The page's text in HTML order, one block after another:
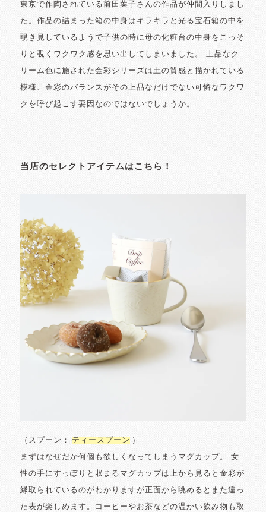
東京で作陶されている前田葉子さんの作品が仲間入りしまし
た。作品の詰まった箱の中身はキラキラと光る宝石箱の中を
覗き見しているようで子供の時に母の化粧台の中身をこっそ
りと覗くワクワク感を思い出してしまいました。 上品なク
リーム色に施された金彩シリーズは土の質感と描かれている
模様、金彩のバランスがその上品なだけでない可憐なワクワ
クを呼び起こす要因なのではないでしょうか。
当店のセレクトアイテムはこちら！
（スプーン： ティースプーン ）
まずはなぜだか何個も欲しくなってしまうマグカップ。 女
性の手にすっぽりと収まるマグカップは上から見ると金彩が
縁取られているのがわかりますが正面から眺めるとまた違っ
た表が楽しめます。コーヒーやお茶などの温かい飲み物も取